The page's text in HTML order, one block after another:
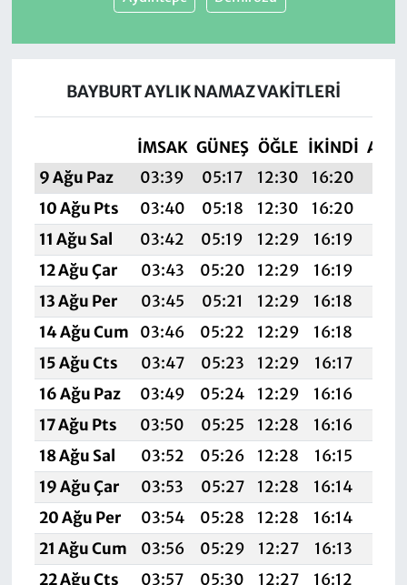
BAYBURT AYLIK NAMAZ VAKITLERI
İMSAK GÜNEŞ ÖĞLE İKINDI
9 Ağu Paz
03:39 05:17 12:30 16:20
10 Ağu Pts
03:40 05:18 12:30 16:20
11 Ağu Sal
03:42 05:19 12:29 16:19
12 Ağu Çar
03:43 05:20 12:29 16:19
13 Ağu Per
03:45 05:21 12:29 16:18
14 Ağu Cum
03:46 05:22 12:29 16:18
15 Ağu Cts
03:47 05:23 12:29 16:17
16 Ağu Paz
03:49 05:24 12:29 16:16
17 Ağu Pts
03:50 05:25 12:28 16:16
18 Ağu Sal
03:52 05:26 12:28 16:15
19 Ağu Çar
03:53 05:27 12:28 16:14
20 Ağu Per
03:54 05:28 12:28 16:14
21 Ağu Cum
03:56 05:29 12:27 16:13
22 Ağu Cts
03:57 05:30 12:27 16:12